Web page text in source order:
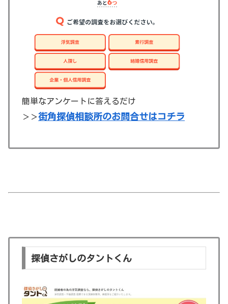
簡単なアンケートに答えるだけ
＞＞街角探偵相談所のお問合せはコチラ
探偵さがしのタントくん